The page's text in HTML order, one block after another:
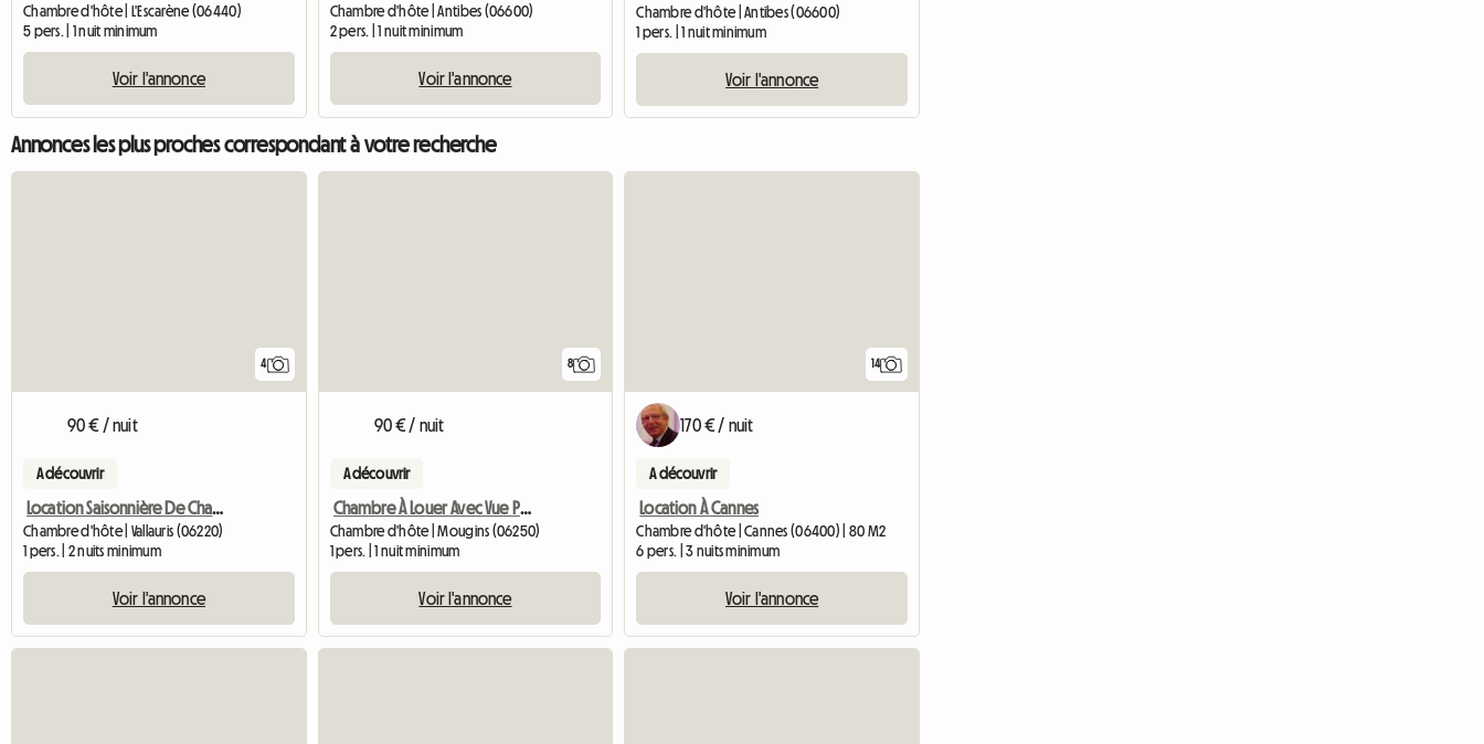
Chambre d'hôte | L'Escarène (06440)
5 pers. | 1 nuit minimum
Voir l'annonce
Chambre d'hôte | Antibes (06600)
2 pers. | 1 nuit minimum
Voir l'annonce
Chambre d'hôte | Antibes (06600)
1 pers. | 1 nuit minimum
Voir l'annonce
Annonces les plus proches correspondant à votre recherche
4
90 € / nuit
A découvrir
Location Saisonnière De Chambre
Chambre d'hôte | Vallauris (06220)
1 pers. | 2 nuits minimum
Voir l'annonce
8
90 € / nuit
A découvrir
Chambre À Louer Avec Vue Panoramique
Chambre d'hôte | Mougins (06250)
1 pers. | 1 nuit minimum
Voir l'annonce
14
170 € / nuit
A découvrir
Location À Cannes
Chambre d'hôte | Cannes (06400) | 80 M2
6 pers. | 3 nuits minimum
Voir l'annonce